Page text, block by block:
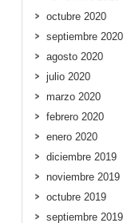
octubre 2020
septiembre 2020
agosto 2020
julio 2020
marzo 2020
febrero 2020
enero 2020
diciembre 2019
noviembre 2019
octubre 2019
septiembre 2019